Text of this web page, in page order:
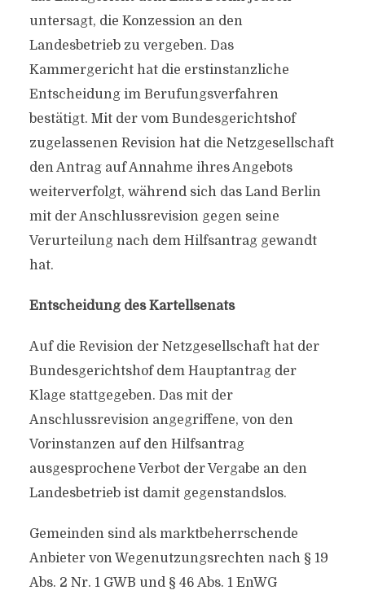
untersagt, die Konzession an den
Landesbetrieb zu vergeben. Das
Kammergericht hat die erstinstanzliche
Entscheidung im Berufungsverfahren
bestätigt. Mit der vom Bundesgerichtshof
zugelassenen Revision hat die Netzgesellschaft
den Antrag auf Annahme ihres Angebots
weiterverfolgt, während sich das Land Berlin
mit der Anschlussrevision gegen seine
Verurteilung nach dem Hilfsantrag gewandt
hat.
Entscheidung des Kartellsenats
Auf die Revision der Netzgesellschaft hat der
Bundesgerichtshof dem Hauptantrag der
Klage stattgegeben. Das mit der
Anschlussrevision angegriffene, von den
Vorinstanzen auf den Hilfsantrag
ausgesprochene Verbot der Vergabe an den
Landesbetrieb ist damit gegenstandslos.
Gemeinden sind als marktbeherrschende
Anbieter von Wegenutzungsrechten nach § 19
Abs. 2 Nr. 1 GWB und § 46 Abs. 1 EnWG